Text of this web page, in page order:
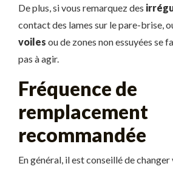
De plus, si vous remarquez des
contact des lames sur le pare-brise,
voiles ou de zones non essuyées se
pas à agir.
Fréquence de
remplacement
recommandée
En général, il est conseillé de changer